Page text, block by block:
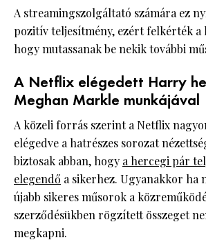
A streamingszolgáltató számára ez
pozitív teljesítmény, ezért felkérték
hogy mutassanak be nekik további
A Netflix elégedett Harry
Meghan Markle munkájával
A közeli forrás szerint a Netflix
elégedve a hatrészes sorozat
biztosak abban, hogy a hercegi pár
elegendő a sikerhez. Ugyanakkor ha
újabb sikeres műsorok a
szerződésükben rögzített összeget
megkapni.